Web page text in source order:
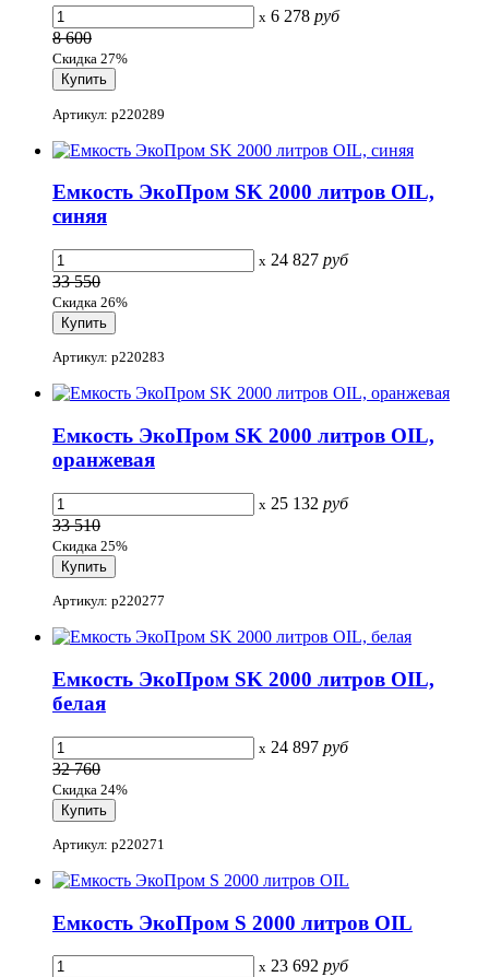
x 6 278 руб
8 600
Скидка 27%
Артикул: p220289
Емкость ЭкоПром SK 2000 литров OIL,
синяя
x 24 827 руб
33 550
Скидка 26%
Артикул: p220283
Емкость ЭкоПром SK 2000 литров OIL,
оранжевая
x 25 132 руб
33 510
Скидка 25%
Артикул: p220277
Емкость ЭкоПром SK 2000 литров OIL,
белая
x 24 897 руб
32 760
Скидка 24%
Артикул: p220271
Емкость ЭкоПром S 2000 литров OIL
x 23 692 руб